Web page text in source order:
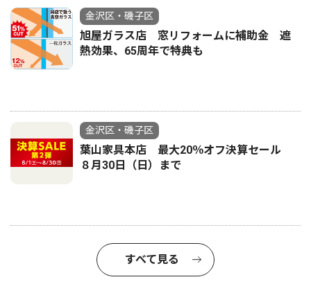
金沢区・磯子区
旭屋ガラス店 窓リフォームに補助金 遮
熱効果、65周年で特典も
金沢区・磯子区
葉山家具本店 最大20％オフ決算セール
８月30日（日）まで
すべて見る